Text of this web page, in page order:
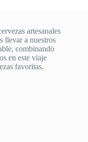
artesanales
llevar a nuestros
combinando
en este viaje
favoritas.